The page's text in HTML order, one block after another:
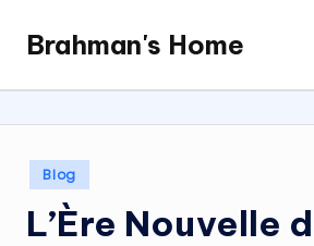
content
Brahman's Home
Spiritual
and
it
all
Posted
in
Blog
L’Ère Nouvelle